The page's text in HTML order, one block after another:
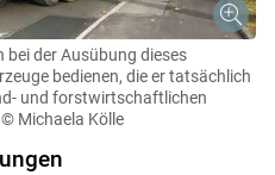
der Ausübung dieses
bedienen, die er tatsächlich
und forstwirtschaftlichen
© Michaela Kölle